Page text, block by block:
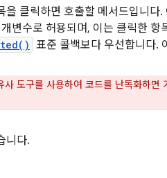
을 클릭하면 호출할 메서드입니
변수로 허용되며, 이는 클릭한 항
표준 콜백보다 우선합니다.
사 도구를 사용하여 코드를 난독화하
니다.